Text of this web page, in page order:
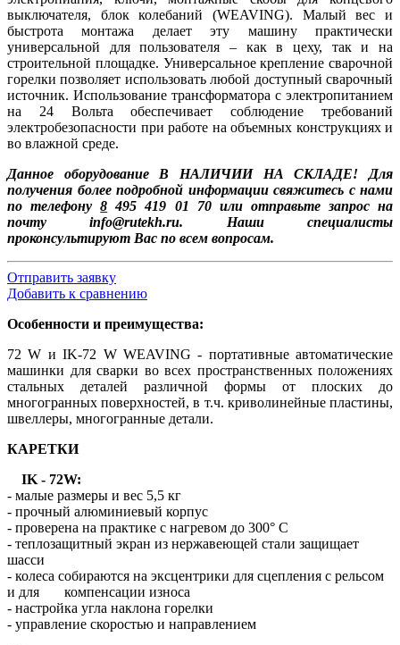
выключателя, блок колебаний (WEAVING). Малый вес и
быстрота монтажа делает эту машину практически
универсальной для пользователя – как в цеху, так и на
строительной площадке. Универсальное крепление сварочной
горелки позволяет использовать любой доступный сварочный
источник. Использование трансформатора с электропитанием
на 24 Вольта обеспечивает соблюдение требований
электробезопасности при работе на объемных конструкциях и
во влажной среде.
Данное оборудование В НАЛИЧИИ НА СКЛАДЕ! Для
получения более подробной информации свяжитесь с нами
по телефону8 495 419 01 70 или отправьте запрос на
почтуinfo@rutekh.ru. Наши специалисты
проконсультируют Вас по всем вопросам.
Отправить заявку
Добавить к сравнению
Особенности и преимущества:
72 W и IK-72 W WEAVING - портативные автоматические
машинки для сварки во всех пространственных положениях
стальных деталей различной формы от плоских до
многогранных поверхностей, в т.ч. криволинейные пластины,
швеллеры, многогранные детали.
КАРЕТКИ
IK - 72W:
- малые размеры и вес 5,5 кг
- прочный алюминиевый корпус
- проверена на практике с нагревом до 300° C
- теплозащитный экран из нержавеющей стали защищает
шасси
- колеса собираются на эксцентрики для сцепления с рельсом
и для компенсации износа
- настройка угла наклона горелки
- управление скоростью и направлением